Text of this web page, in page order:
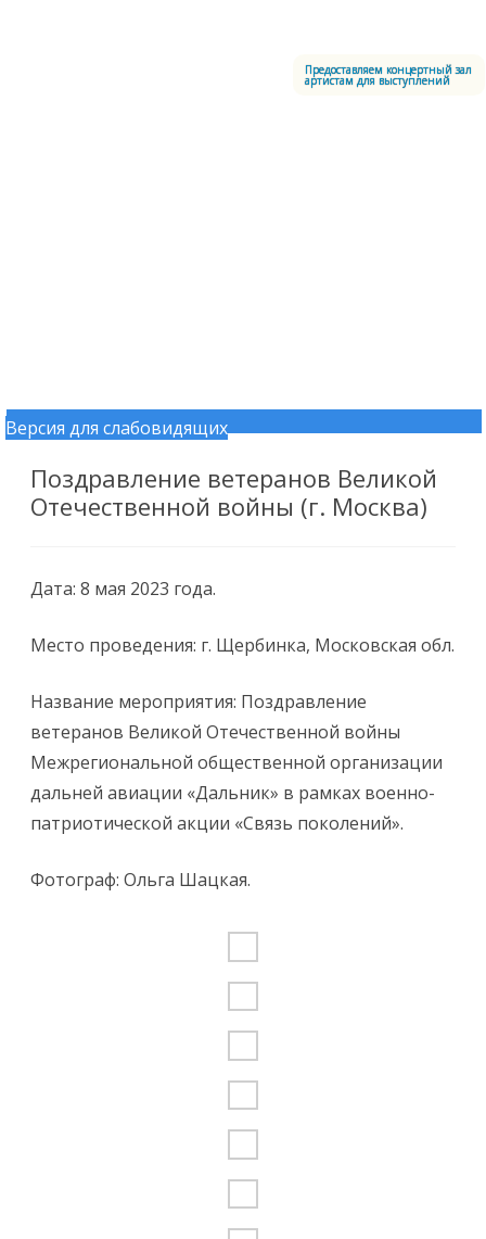
Версия для слабовидящих
Предоставляем концертный зал
артистам для выступлений
Перейти к содержимому
Поздравление ветеранов Великой
Отечественной войны (г. Москва)
Дата: 8 мая 2023 года.
Место проведения: г. Щербинка, Московская обл.
Название мероприятия: Поздравление
ветеранов Великой Отечественной войны
Межрегиональной общественной организации
дальней авиации «Дальник» в рамках военно-
патриотической акции «Связь поколений».
Фотограф: Ольга Шацкая.